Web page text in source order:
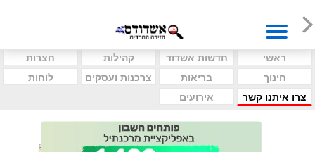
ראשי חדשות אשדוד קהילות
חצרות
חינוך
בריאות צרכנות ועסקים
לוחות
צרו איתנו קשר
אירועים